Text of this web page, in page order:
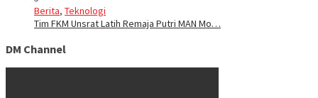
Berita, Teknologi
Tim FKM Unsrat Latih Remaja Putri MAN Mo…
DM Channel